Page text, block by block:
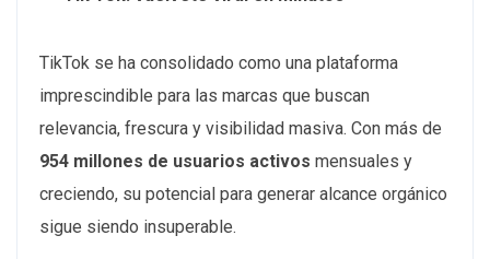
TikTok se ha consolidado como una plataforma
imprescindible para las marcas que buscan
relevancia, frescura y visibilidad masiva. Con más de
954 millones de usuarios activos mensuales y
creciendo, su potencial para generar alcance orgánico
sigue siendo insuperable.